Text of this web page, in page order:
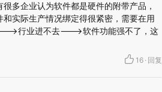
多企业认为软件都是硬件的附带产品，
实际生产情况绑定得很紧密，需要在用
--->行业进不去--->软件功能强不了，这
16 · 回复